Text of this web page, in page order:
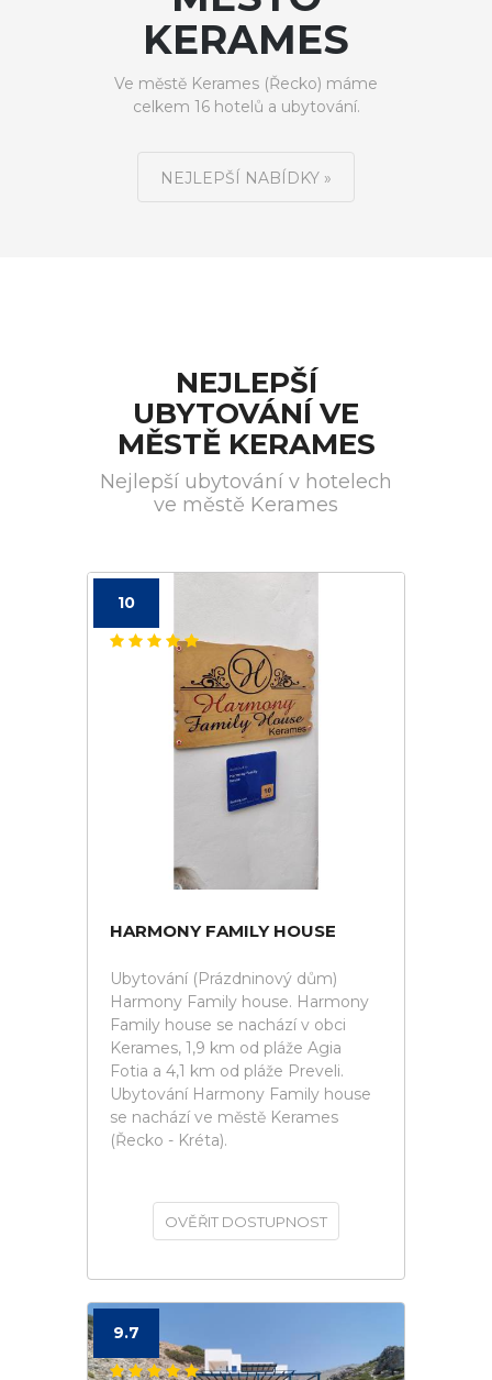
KERAMES
Ve městě Kerames (Řecko) máme
celkem 16 hotelů a ubytování.
NEJLEPŠÍ NABÍDKY »
NEJLEPŠÍ
UBYTOVÁNÍ VE
MĚSTĚ KERAMES
Nejlepší ubytování v hotelech
ve městě Kerames
10
HARMONY FAMILY HOUSE
Ubytování (Prázdninový dům)
Harmony Family house. Harmony
Family house se nachází v obci
Kerames, 1,9 km od pláže Agia
Fotia a 4,1 km od pláže Preveli.
Ubytování Harmony Family house
se nachází ve městě Kerames
(Řecko - Kréta).
OVĚŘIT DOSTUPNOST
9.7